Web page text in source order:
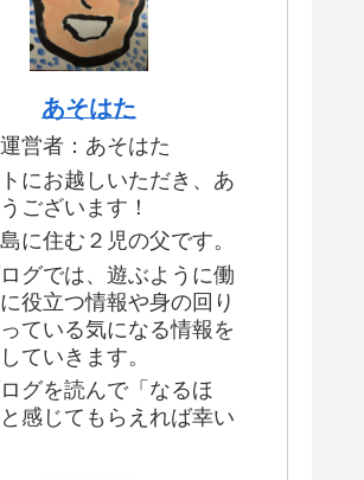
あそはた
営者：あそはた
にお越しいただき、あ
ございます！
に住む２児の父です。
グでは、遊ぶように働
役立つ情報や身の回り
ている気になる情報を
ていきます。
グを読んで「なるほ
感じてもらえれば幸い